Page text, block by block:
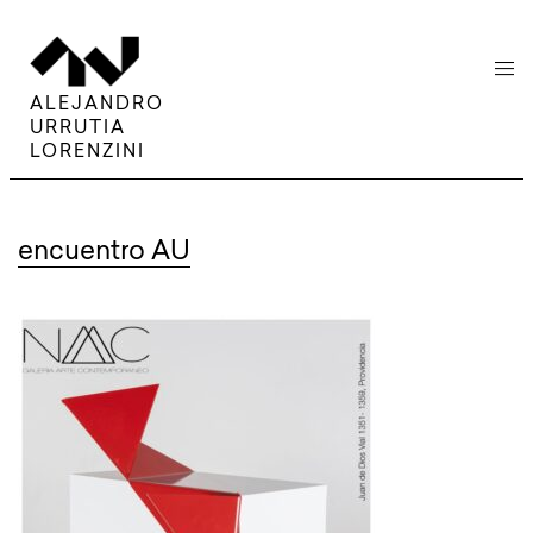
ALEJANDRO
URRUTIA
LORENZINI
menu
encuentro AU